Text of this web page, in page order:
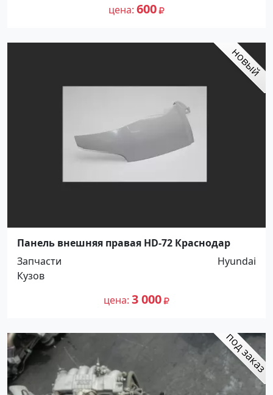
цена 600
Панель внешняя правая HD-72 Краснодар
Запчасти
Hyundai
Кузов
цена 3 000